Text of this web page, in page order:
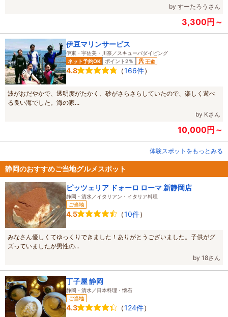
by すーたろうさん
3,300円～
伊豆マリンサービス
伊東・宇佐美・川奈／スキューバダイビング
ネット予約OK
ポイント2％ 王道
4.8 （166件）
波がおだやかで、透明度がたかく、砂がさらさらしていたので、楽しく遊べ
る良い海でした。海の家...
by Kさん
10,000円～
体験スポットをもっとみる
静岡のおすすめご当地グルメスポット
ピッツェリア ドォーロ ローマ 新静岡店
静岡・清水／イタリアン・イタリア料理
ご当地
4.5 （10件）
みなさん優しくてゆっくりできました！ありがとうございました。子供がグ
ズっていましたが男性の...
by 18さん
丁子屋 静岡
静岡・清水／日本料理・懐石
ご当地
4.3 （124件）